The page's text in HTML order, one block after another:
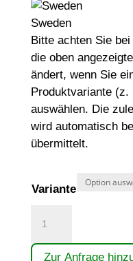
Sweden
Bitte achten Sie
die oben
ändert, wenn Sie
Produktvariante (z.
auswählen. Die
wird automatisch
übermittelt.
Variante
Menge
Zur Anfrage